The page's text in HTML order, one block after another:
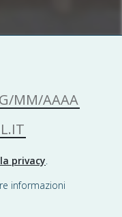
MM/AAAA
privacy.
informazioni